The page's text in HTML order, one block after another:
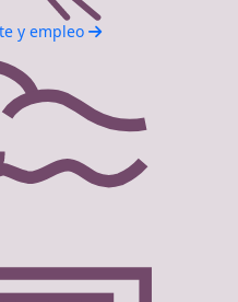
y empleo